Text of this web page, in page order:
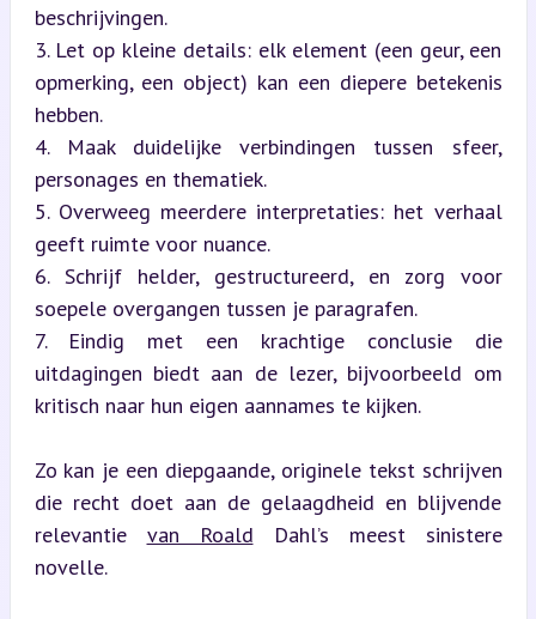
beschrijvingen.
3. Let op kleine details: elk element (een geur, een
opmerking, een object) kan een diepere betekenis
hebben.
4. Maak duidelijke verbindingen tussen sfeer,
personages en thematiek.
5. Overweeg meerdere interpretaties: het verhaal
geeft ruimte voor nuance.
6. Schrijf helder, gestructureerd, en zorg voor
soepele overgangen tussen je paragrafen.
7. Eindig met een krachtige conclusie die
uitdagingen biedt aan de lezer, bijvoorbeeld om
kritisch naar hun eigen aannames te kijken.
Zo kan je een diepgaande, originele tekst schrijven
die recht doet aan de gelaagdheid en blijvende
relevantie van Roald Dahl’s meest sinistere
novelle.